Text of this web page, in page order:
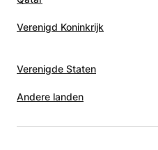
Verenigd Koninkrijk
Verenigde Staten
Andere landen